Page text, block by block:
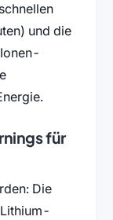
und die
für
Die